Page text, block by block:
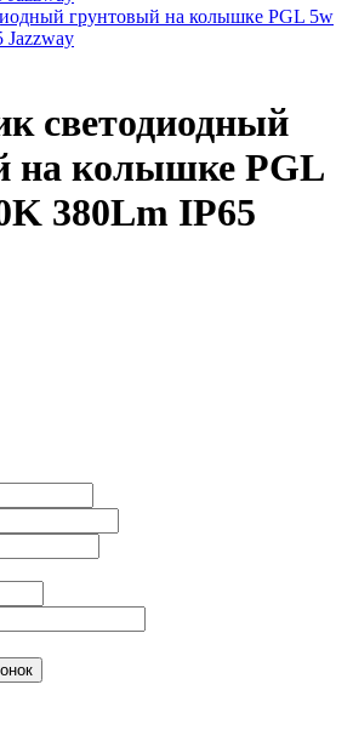
светодиодный
на колышке PGL
380Lm IP65